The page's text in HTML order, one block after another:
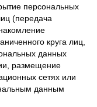
персональных
(передача
круга лиц,
данных
размещение
сетях или
данным